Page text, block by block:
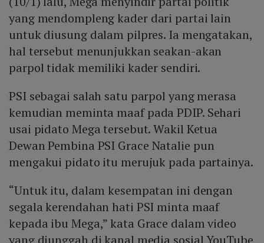
yang mendompleng kader dari partai lain
untuk diusung dalam pilpres. Ia mengatakan,
hal tersebut menunjukkan seakan-akan
parpol tidak memiliki kader sendiri.
PSI sebagai salah satu parpol yang merasa
kemudian meminta maaf pada PDIP. Sehari
usai pidato Mega tersebut. Wakil Ketua
Dewan Pembina PSI Grace Natalie pun
mengakui pidato itu merujuk pada partainya.
“Untuk itu, dalam kesempatan ini dengan
segala kerendahan hati PSI minta maaf
kepada ibu Mega,” kata Grace dalam video